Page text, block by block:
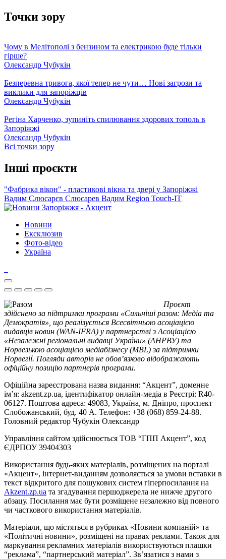
Точки зору
Чому в Мелітополі з бензином та електрикою буде тільки
гірше?
Олександр Чубукін
Безперевна тривога, якої тепер не чути… Нові загрози та
виклики для запоріжців
Олександр Чубукін
Регіна Харченко, зупиніть спилювання здорових тополь в
Запоріжжі
Олександр Чубукін
Всі точки зору
Інші проєкти
"Фабрика вікон" - пластикові вікна та двері у Запоріжжі
Вадим Слюсарєв Слюсарев Вадим Region Touch-IT
Новини
Ексклюзив
Фото-відео
Україна
Проєкт
здійснено за підтримки програми «Сильніші разом: Медіа та
Демократія», що реалізується Всесвітньою асоціацією
видавців новин (WAN-IFRA) у партнерстві з Асоціацією
«Незалежні регіональні видавці України» (АНРВУ) та
Норвезькою асоціацією медіабізнесу (MBL) за підтримки
Норвегії. Погляди авторів не обов’язково відображають
офіційну позицію партнерів програми.
Офіційна зареєстрована назва видання: “Акцент”, доменне
ім’я: akzent.zp.ua, ідентифікатор онлайн-медіа в Реєстрі: R40-
06127. Поштова адреса: 49083, Україна, м. Дніпро, проспект
Слобожанський, буд. 40 А. Телефон: +38 (068) 859-24-88.
Головний редактор Чубукін Олександр
Управління сайтом здійснюється ТОВ “ГПП Акцент”, код
ЄДРПОУ 39404303
Використання будь-яких матеріалів, розміщених на порталі
«Акцент», інтернет-виданням дозволяється за умови вставки в
текст відкритого для пошукових систем гіперпосилання на
Akzent.zp.ua та згадування першоджерела не нижче другого
абзацу. Посилання має бути розміщене незалежно від повного
чи часткового використання матеріалів.
Матеріали, що містяться в рубриках «Новини компаній» та
«Політичні новини», розміщені на правах реклами. Також для
маркування рекламних матеріалів використвуються плашки
“реклама”, “партнерський матеріал”. Зв’язатися з нами з